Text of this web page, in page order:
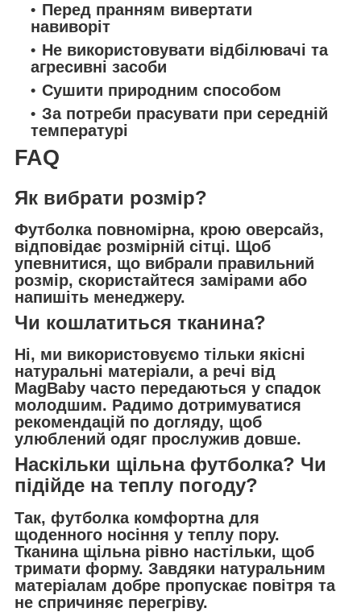
Перед пранням вивертати
навиворіт
Не використовувати відбілювачі та
агресивні засоби
Сушити природним способом
За потреби прасувати при середній
температурі
FAQ
Як вибрати розмір?
Футболка повномірна, крою оверсайз,
відповідає розмірній сітці. Щоб
упевнитися, що вибрали правильний
розмір, скористайтеся замірами або
напишіть менеджеру.
Чи кошлатиться тканина?
Ні, ми використовуємо тільки якісні
натуральні матеріали, а речі від
MagBaby часто передаються у спадок
молодшим. Радимо дотримуватися
рекомендацій по догляду, щоб
улюблений одяг прослужив довше.
Наскільки щільна футболка? Чи
підійде на теплу погоду?
Так, футболка комфортна для
щоденного носіння у теплу пору.
Тканина щільна рівно настільки, щоб
тримати форму. Завдяки натуральним
матеріалам добре пропускає повітря та
не спричиняє перегріву.